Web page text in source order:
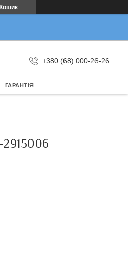
Кошик
+380 (68) 000-26-26
ГАРАНТІЯ